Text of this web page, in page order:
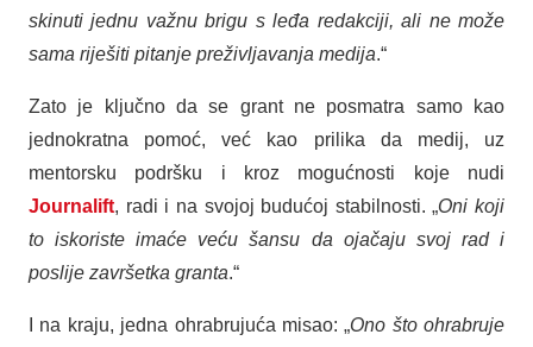
skinuti jednu važnu brigu s leđa redakciji, ali ne može
sama riješiti pitanje preživljavanja medija.“
Zato je ključno da se grant ne posmatra samo kao
jednokratna pomoć, već kao prilika da medij, uz
mentorsku podršku i kroz mogućnosti koje nudi
Journalift, radi i na svojoj budućoj stabilnosti. „Oni koji
to iskoriste imaće veću šansu da ojačaju svoj rad i
poslije završetka granta.“
I na kraju, jedna ohrabrujuća misao: „Ono što ohrabruje